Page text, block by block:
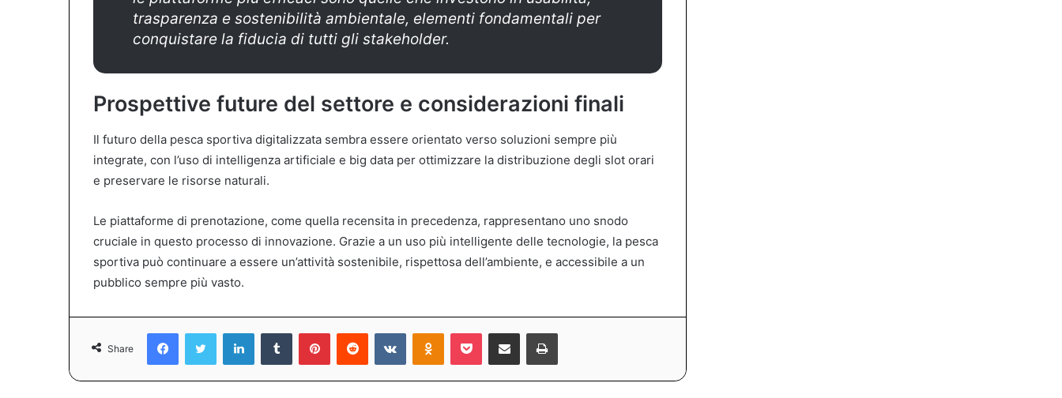
trasparenza e sostenibilità ambientale, elementi fondamentali per
conquistare la fiducia di tutti gli stakeholder.
Prospettive future del settore e considerazioni finali
Il futuro della pesca sportiva digitalizzata sembra essere orientato verso soluzioni sempre più
integrate, con l’uso di intelligenza artificiale e big data per ottimizzare la distribuzione degli slot orari
e preservare le risorse naturali.
Le piattaforme di prenotazione, come quella recensita in precedenza, rappresentano uno snodo
cruciale in questo processo di innovazione. Grazie a un uso più intelligente delle tecnologie, la pesca
sportiva può continuare a essere un’attività sostenibile, rispettosa dell’ambiente, e accessibile a un
pubblico sempre più vasto.
Share
FacebookTwitter LinkedInTumblr PinterestReddit VKontakteOdnoklassniki
Pocket Share via Email Print